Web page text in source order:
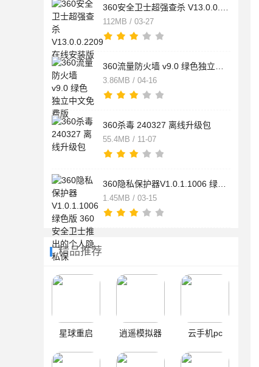
112MB / 03-27
3.86MB / 04-16
360杀毒 240327 离线升级包
55.4MB / 11-07
1.45MB / 03-15
精品推荐
星球重启 逍遥模拟器 云手机pc